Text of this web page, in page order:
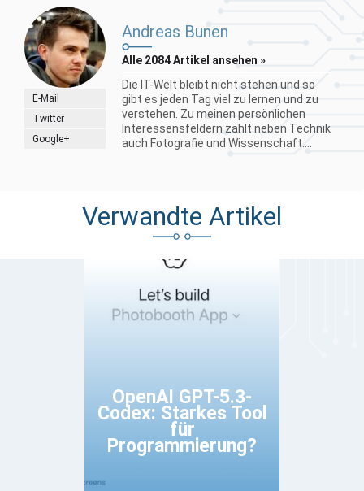
E-Mail
Twitter
Google+
Andreas Bunen
Alle 2084 Artikel ansehen »
Die IT-Welt bleibt nicht stehen und so
gibt es jeden Tag viel zu lernen und zu
verstehen. Zu meinen persönlichen
Interessensfeldern zählt neben Technik
auch Fotografie und Wissenschaft....
Verwandte Artikel
OpenAI GPT-5.3-
Codex: Starkes Tool
für
Programmierung?